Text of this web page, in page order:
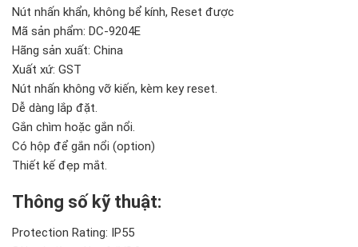
Nút nhấn khẩn, không bể kính, Reset được
Mã sản phẩm: DC-9204E
Hãng sản xuất: China
Xuất xứ: GST
Nút nhấn không vỡ kiến, kèm key reset.
Dễ dàng lắp đặt.
Gắn chìm hoặc gắn nổi.
Có hộp để gắn nổi (option)
Thiết kế đẹp mắt.
Thông số kỹ thuật:
Protection Rating: IP55